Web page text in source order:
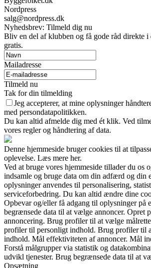
Nordpress
salg@nordpress.dk
Nyhedsbrev: Tilmeld dig nu
Bliv en del af klubben og få gode råd direkte
gratis.
Mailadresse
Tilmeld nu
Tak for din tilmelding
Jeg accepterer, at mine oplysninger
med persondatapolitikken.
Du kan altid afmelde dig med ét klik. Ved
vores regler og håndtering af data.
Denne hjemmeside bruger cookies til at
oplevelse. Læs mere her.
Ved at bruge vores hjemmeside tillader du os
indsamle og bruge data om din adfærd og din
oplysninger anvendes til personalisering,
serviceforbedring. Du kan altid ændre dine
Opbevar og/eller få adgang til oplysninger på
begrænsede data til at vælge annoncer. Opret
annoncering. Brug profiler til at vælge
profiler til personligt indhold. Brug profiler til
indhold. Mål effektiviteten af annoncer. Mål
Forstå målgrupper via statistik og
udvikl tjenester. Brug begrænsede data til at
Opsætning